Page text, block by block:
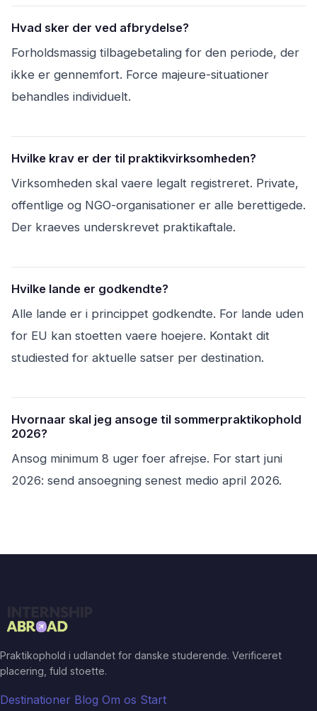
Hvad sker der ved afbrydelse?
Forholdsmassig tilbagebetaling for den periode, der
ikke er gennemfort. Force majeure-situationer
behandles individuelt.
Hvilke krav er der til praktikvirksomheden?
Virksomheden skal vaere legalt registreret. Private,
offentlige og NGO-organisationer er alle berettigede.
Der kraeves underskrevet praktikaftale.
Hvilke lande er godkendte?
Alle lande er i princippet godkendte. For lande uden
for EU kan stoetten vaere hoejere. Kontakt dit
studiested for aktuelle satser per destination.
Hvornaar skal jeg ansoge til sommerpraktikophold
2026?
Ansog minimum 8 uger foer afrejse. For start juni
2026: send ansoegning senest medio april 2026.
Praktikophold i udlandet for danske studerende. Verificeret
placering, fuld stoette.
Destinationer Blog Om os Start